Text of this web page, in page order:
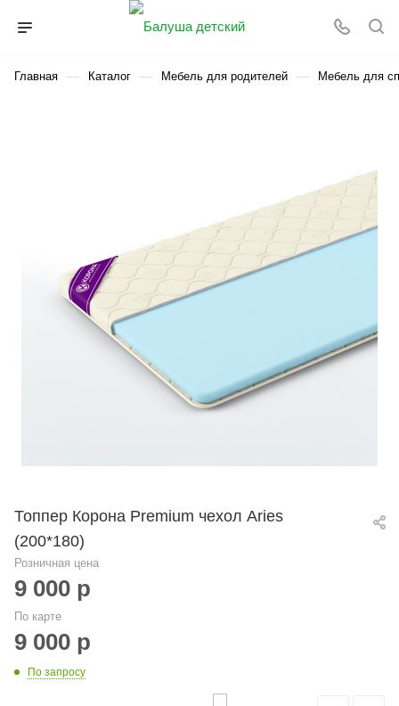
Главная — Каталог — Мебель для родителей — Мебель для
Топпер Корона Premium чехол Aries
(200*180)
Розничная цена
9 000 р
По карте
9 000 р
По запросу